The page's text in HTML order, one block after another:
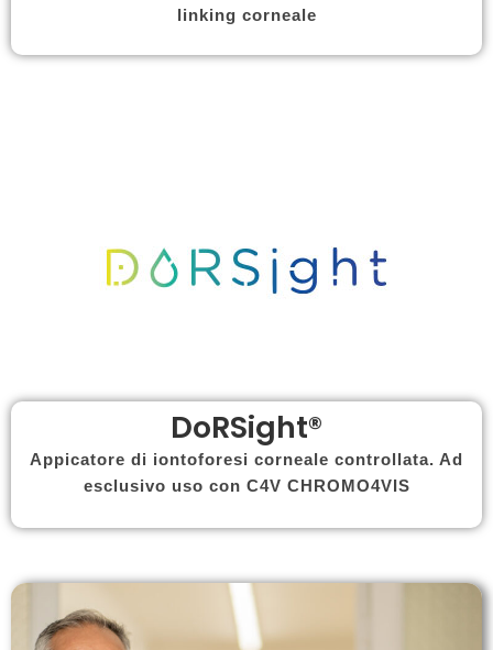
linking corneale
DoRSight®
Appicatore di iontoforesi corneale controllata. Ad
esclusivo uso con C4V CHROMO4VIS